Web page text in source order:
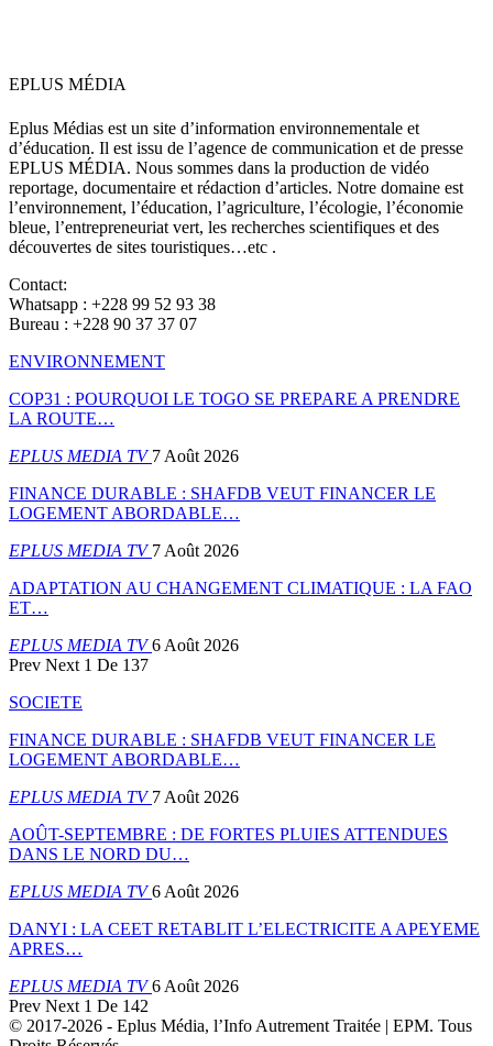
EPLUS MÉDIA
Eplus Médias est un site d’information environnementale et
d’éducation. Il est issu de l’agence de communication et de presse
EPLUS MÉDIA. Nous sommes dans la production de vidéo
reportage, documentaire et rédaction d’articles. Notre domaine est
l’environnement, l’éducation, l’agriculture, l’écologie, l’économie
bleue, l’entrepreneuriat vert, les recherches scientifiques et des
découvertes de sites touristiques…etc .
Contact:
Whatsapp : +228 99 52 93 38
Bureau : +228 90 37 37 07
ENVIRONNEMENT
COP31 : POURQUOI LE TOGO SE PREPARE A PRENDRE
LA ROUTE…
EPLUS MEDIA TV7 Août 2026
FINANCE DURABLE : SHAFDB VEUT FINANCER LE
LOGEMENT ABORDABLE…
EPLUS MEDIA TV7 Août 2026
ADAPTATION AU CHANGEMENT CLIMATIQUE : LA FAO
ET…
EPLUS MEDIA TV6 Août 2026
Prev Next 1 De 137
SOCIETE
FINANCE DURABLE : SHAFDB VEUT FINANCER LE
LOGEMENT ABORDABLE…
EPLUS MEDIA TV7 Août 2026
AOÛT-SEPTEMBRE : DE FORTES PLUIES ATTENDUES
DANS LE NORD DU…
EPLUS MEDIA TV6 Août 2026
DANYI : LA CEET RETABLIT L’ELECTRICITE A APEYEME
APRES…
EPLUS MEDIA TV6 Août 2026
Prev Next 1 De 142
© 2017-2026 - Eplus Média, l’Info Autrement Traitée | EPM. Tous